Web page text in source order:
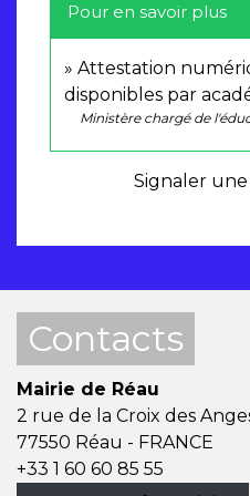
Pour en savoir plus
Attestation
disponibles par
Ministère chargé de
Signaler
Contacts
Mairie de Réau
2 rue de la Croix des
77550 Réau - FRANCE
+33 1 60 60 85 55